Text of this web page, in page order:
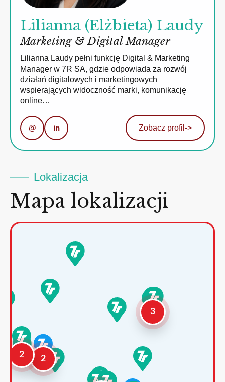
Lilianna (Elżbieta) Laudy
Marketing & Digital Manager
Lilianna Laudy pełni funkcję Digital & Marketing
Manager w 7R SA, gdzie odpowiada za rozwój
działań digitalowych i marketingowych
wspierających widoczność marki, komunikację
online…
@ in Zobacz profil ->
Lokalizacja
Mapa lokalizacji
2
2
3